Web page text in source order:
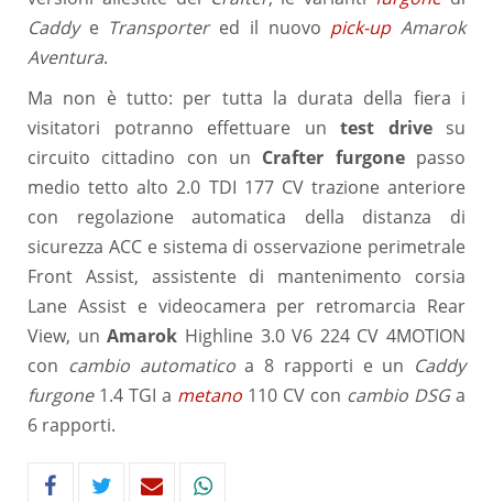
Caddye Transportered il nuovo pick-upAmarok
Aventura.
Ma non è tutto: per tutta la durata della fiera i
visitatori potranno effettuare un test drivesu
circuito cittadino con un Crafter furgonepasso
medio tetto alto 2.0 TDI 177 CV trazione anteriore
con regolazione automatica della distanza di
sicurezza ACC e sistema di osservazione perimetrale
Front Assist, assistente di mantenimento corsia
Lane Assist e videocamera per retromarcia Rear
View, unAmarok Highline 3.0 V6 224 CV 4MOTION
con cambio automaticoa 8 rapporti e un Caddy
furgone1.4 TGI a metano 110 CV con cambio DSGa
6 rapporti.